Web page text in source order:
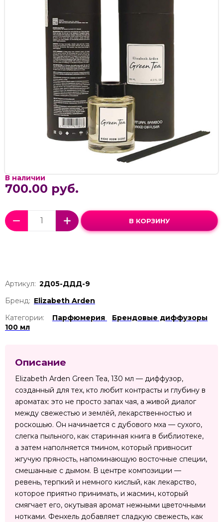
В наличии
700.00 руб.
В КОРЗИНУ
Артикул: 2Д05-ДДД-9
Бренд: Elizabeth Arden
Категории:
Парфюмерия
Брендовые диффузоры
100 мл
Описание
Elizabeth Arden Green Tea, 130 мл — диффузор,
созданный для тех, кто любит контрасты и глубину в
ароматах: это не просто запах чая, а живой диалог
между свежестью и землёй, лекарственностью и
роскошью. Он начинается с дубового мха — сухого,
слегка пыльного, как старинная книга в библиотеке,
а затем наполняется тмином, который привносит
жгучую пряность, напоминающую восточные специи,
смешанные с дымом. В центре композиции —
ревень, терпкий и немного кислый, как лекарство,
которое приятно принимать, и жасмин, который
смягчает его, окутывая аромат нежными цветочными
нотками. Фенхель добавляет сладкую свежесть, как